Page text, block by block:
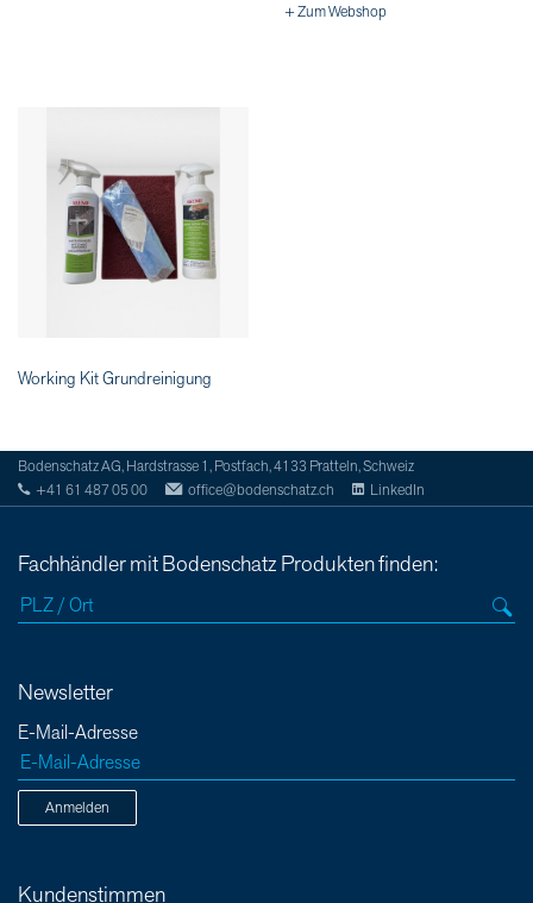
+ Zum Webshop
Working Kit Grundreinigung
Bodenschatz AG, Hardstrasse 1, Postfach, 4133 Pratteln, Schweiz
+41 61 487 05 00
office@bodenschatz.ch LinkedIn
Fachhändler mit Bodenschatz Produkten finden:
Newsletter
E-Mail-Adresse
Anmelden
Kundenstimmen